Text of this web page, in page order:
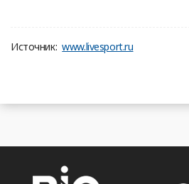
Источник: www.livesport.ru